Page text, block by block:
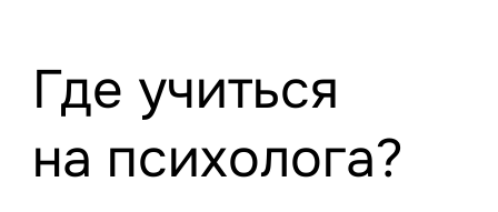
Где учиться
на психолога?